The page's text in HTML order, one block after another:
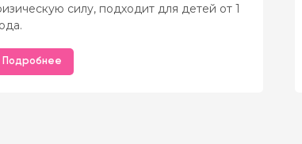
силу, подходит для детей от 1
Подробнее